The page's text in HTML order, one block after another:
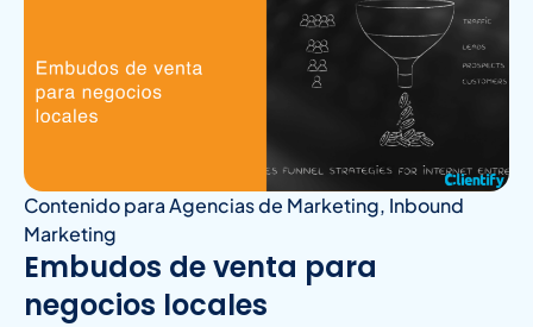
Contenido para Agencias de Marketing, Inbound
Marketing
Embudos de venta para
negocios locales